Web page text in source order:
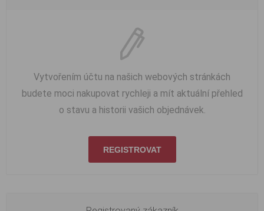
Vytvořením účtu na našich webových stránkách
budete moci nakupovat rychleji a mít aktuální přehled
o stavu a historii vašich objednávek.
REGISTROVAT